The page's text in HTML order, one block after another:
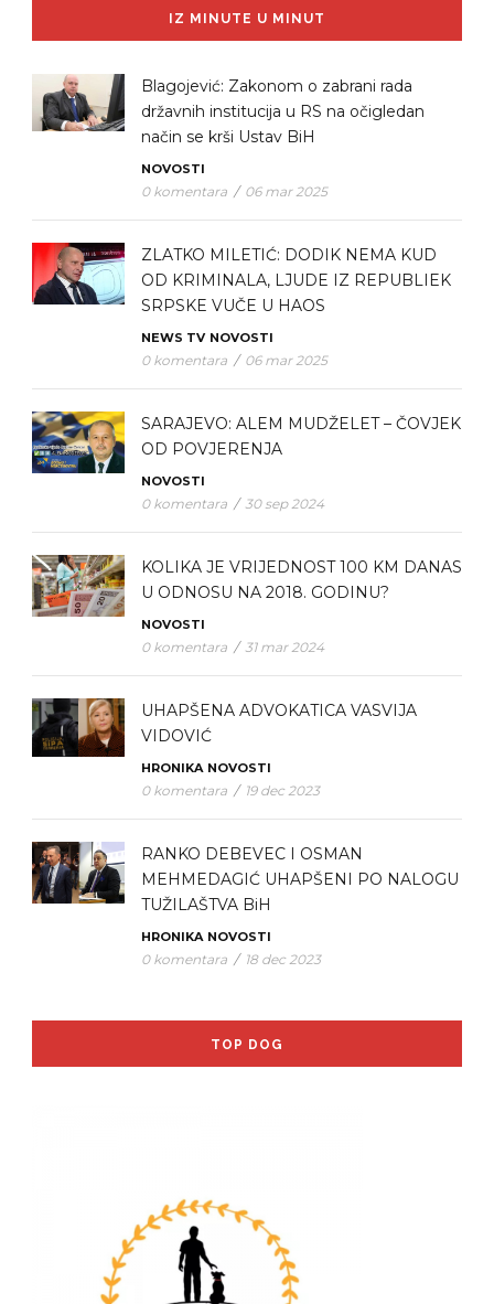
IZ MINUTE U MINUT
Blagojević: Zakonom o zabrani rada
državnih institucija u RS na očigledan
način se krši Ustav BiH
NOVOSTI
0 komentara / 06 mar 2025
ZLATKO MILETIĆ: DODIK NEMA KUD
OD KRIMINALA, LJUDE IZ REPUBLIEK
SRPSKE VUČE U HAOS
NEWS TV NOVOSTI
0 komentara / 06 mar 2025
SARAJEVO: ALEM MUDŽELET – ČOVJEK
OD POVJERENJA
NOVOSTI
0 komentara / 30 sep 2024
KOLIKA JE VRIJEDNOST 100 KM DANAS
U ODNOSU NA 2018. GODINU?
NOVOSTI
0 komentara / 31 mar 2024
UHAPŠENA ADVOKATICA VASVIJA
VIDOVIĆ
HRONIKA NOVOSTI
0 komentara / 19 dec 2023
RANKO DEBEVEC I OSMAN
MEHMEDAGIĆ UHAPŠENI PO NALOGU
TUŽILAŠTVA BiH
HRONIKA NOVOSTI
0 komentara / 18 dec 2023
TOP DOG